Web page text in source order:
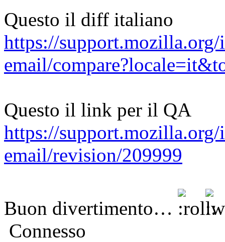
Questo il diff italiano
https://
email/
Questo il link per il QA
https://
email/revision/209999
Buon divertimento…
Connesso